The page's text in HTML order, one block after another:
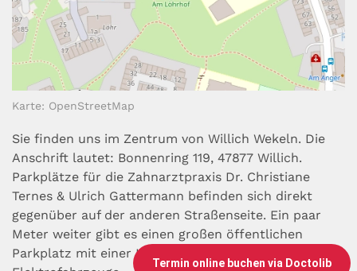
Termin online buchen via Doctolib
Karte: OpenStreetMap
Sie finden uns im Zentrum von Willich Wekeln. Die
Anschrift lautet: Bonnenring 119, 47877 Willich.
Parkplätze für die Zahnarztpraxis Dr. Christiane
Ternes & Ulrich Gattermann befinden sich direkt
gegenüber auf der anderen Straßenseite. Ein paar
Meter weiter gibt es einen großen öffentlichen
Parkplatz mit einer Ladestation für